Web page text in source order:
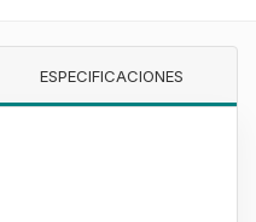
ESPECIFICACIONES